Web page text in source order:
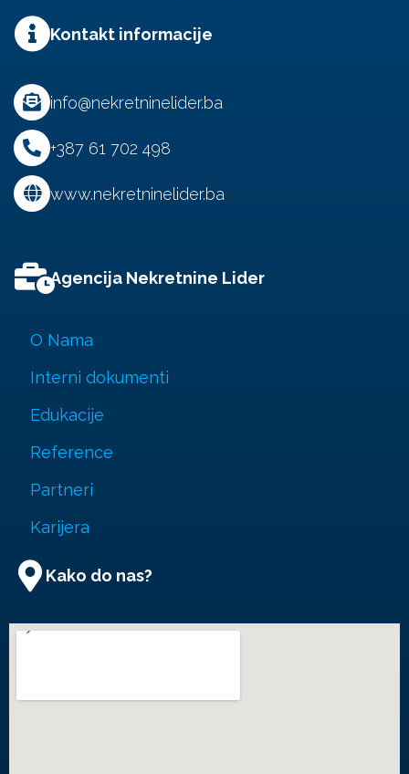
Kontakt informacije
info@nekretninelider.ba
+387 61 702 498
www.nekretninelider.ba
Agencija Nekretnine Lider
O Nama
Interni dokumenti
Edukacije
Reference
Partneri
Karijera
Kako do nas?